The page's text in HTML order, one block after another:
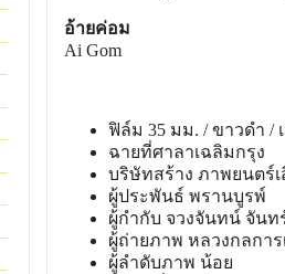
อ้ายค่อม
Ai Gom
ฟิล์ม 35 มม. / ขาวดํา /
ฉายที่ศาลาเฉลิมกรุง
บริษัทสร้าง ภาพยนตร์เ
ผู้ประพันธ์ พรานบูรพ์
ผู้กํากับ จวงจันทน์ จัน
ผู้ถ่ายภาพ หลวงกลการ
ผู้ลําดับภาพ น้อย